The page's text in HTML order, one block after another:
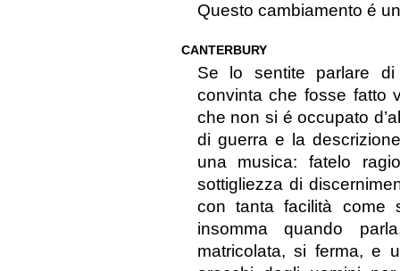
Questo cambiamento é
CANTERBURY
Se lo sentite parlare di
convinta che fosse fatto
che non si é occupato
di guerra e la
una musica: fatelo
sottigliezza di
con tanta facilità come
insomma quando
matricolata, si ferma, e